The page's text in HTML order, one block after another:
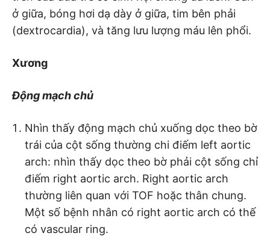
ở giữa, bóng hơi dạ dày ở giữa, tim bên phải
(dextrocardia), và tăng lưu lượng máu lên phổi.
Xương
Động mạch chủ
Nhìn thấy động mạch chủ xuống dọc theo bờ
trái của cột sống thường chi điếm left aortic
arch: nhìn thấy dọc theo bờ phải cột sống chỉ
điếm right aortic arch. Right aortic arch
thường liên quan với TOF hoặc thân chung.
Một số bệnh nhân có right aortic arch có thế
có vascular ring.